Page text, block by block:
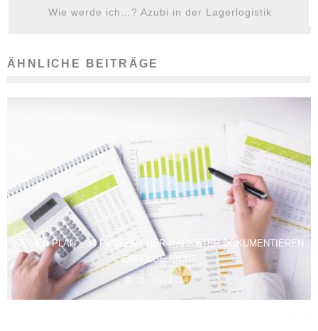
Wie werde ich…? Azubi in der Lagerlogistik
ÄHNLICHE BEITRÄGE
KEINEN PLAN – 34 PROZENT DER MARKETER DOKUMENTIEREN
ERFOLGE NICHT
11. Mai 2014